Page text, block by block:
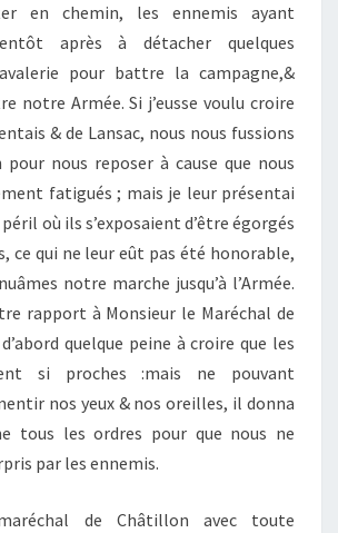
en chemin, les ennemis ayant
après à détacher quelques
pour battre la campagne,&
notre Armée. Si j’eusse voulu croire
& de Lansac, nous nous fussions
pour nous reposer à cause que nous
fatigués ; mais je leur présentai
où ils s’exposaient d’être égorgés
ce qui ne leur eût pas été honorable,
notre marche jusqu’à l’Armée.
rapport à Monsieur le Maréchal de
quelque peine à croire que les
si proches :mais ne pouvant
nos yeux & nos oreilles, il donna
tous les ordres pour que nous ne
par les ennemis.
de Châtillon avec toute